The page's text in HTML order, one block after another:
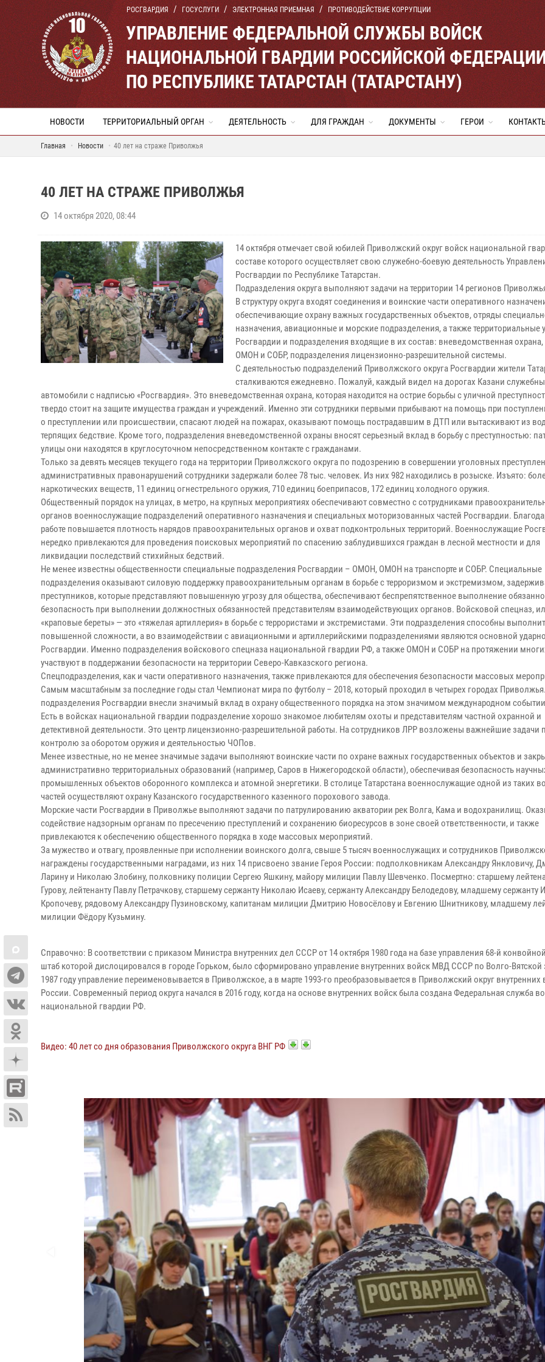
РОСГВАРДИЯ ГОСУСЛУГИ ЭЛЕКТРОННАЯ ПРИЕМНАЯ ПРОТИВОДЕЙСТВИЕ КОРРУПЦИИ
УПРАВЛЕНИЕ ФЕДЕРАЛЬНОЙ СЛУЖБЫ ВОЙСК
НАЦИОНАЛЬНОЙ ГВАРДИИ РОССИЙСКОЙ
ПО РЕСПУБЛИКЕ ТАТАРСТАН (ТАТАРСТАНУ)
НОВОСТИ ТЕРРИТОРИАЛЬНЫЙ ОРГАН ДЕЯТЕЛЬНОСТЬ ДЛЯ ГРАЖДАН ДОКУМЕНТЫ ГЕРОИ
Главная Новости 40 лет на страже Приволжья
40 ЛЕТ НА СТРАЖЕ ПРИВОЛЖЬЯ
14 октября 2020, 08:44
14 октября отмечает свой юбилей Приволжский округ войск национальной
составе которого осуществляет свою служебно-боевую деятельность
Росгвардии по Республике Татарстан.
Подразделения округа выполняют задачи на территории 14 регионов
В структуру округа входят соединения и воинские части оперативного
обеспечивающие охрану важных государственных объектов, отряды
назначения, авиационные и морские подразделения, а также территориальные
Росгвардии и подразделения входящие в их состав: вневедомственная
ОМОН и СОБР, подразделения лицензионно-разрешительной системы.
С деятельностью подразделений Приволжского округа Росгвардии жители
сталкиваются ежедневно. Пожалуй, каждый видел на дорогах Казани
автомобили с надписью «Росгвардия». Это вневедомственная охрана, которая находится на острие борьбы с уличной
твердо стоит на защите имущества граждан и учреждений. Именно эти сотрудники первыми прибывают на помощь при
о преступлении или происшествии, спасают людей на пожарах, оказывают помощь пострадавшим в ДТП или вытаскивают из
терпящих бедствие. Кроме того, подразделения вневедомственной охраны вносят серьезный вклад в борьбу с преступностью:
улицы они находятся в круглосуточном непосредственном контакте с гражданами.
Только за девять месяцев текущего года на территории Приволжского округа по подозрению в совершении уголовных
административных правонарушений сотрудники задержали более 78 тыс. человек. Из них 982 находились в розыске. Изъято:
наркотических веществ, 11 единиц огнестрельного оружия, 710 единиц боеприпасов, 172 единиц холодного оружия.
Общественный порядок на улицах, в метро, на крупных мероприятиях обеспечивают совместно с сотрудниками
органов военнослужащие подразделений оперативного назначения и специальных моторизованных частей Росгвардии.
работе повышается плотность нарядов правоохранительных органов и охват подконтрольных территорий. Военнослужащие
нередко привлекаются для проведения поисковых мероприятий по спасению заблудившихся граждан в лесной местности и для
ликвидации последствий стихийных бедствий.
Не менее известны общественности специальные подразделения Росгвардии – ОМОН, ОМОН на транспорте и СОБР. Специальные
подразделения оказывают силовую поддержку правоохранительным органам в борьбе с терроризмом и экстремизмом,
преступников, которые представляют повышенную угрозу для общества, обеспечивают беспрепятственное выполнение
безопасность при выполнении должностных обязанностей представителям взаимодействующих органов. Войсковой спецназ,
«краповые береты» — это «тяжелая артиллерия» в борьбе с террористами и экстремистами. Эти подразделения способны
повышенной сложности, а во взаимодействии с авиационными и артиллерийскими подразделениями являются основной
Росгвардии. Именно подразделения войскового спецназа национальной гвардии РФ, а также ОМОН и СОБР на протяжении
участвуют в поддержании безопасности на территории Северо-Кавказского региона.
Спецподразделения, как и части оперативного назначения, также привлекаются для обеспечения безопасности массовых
Самым масштабным за последние годы стал Чемпионат мира по футболу – 2018, который проходил в четырех городах
подразделения Росгвардии внесли значимый вклад в охрану общественного порядка на этом значимом международном
Есть в войсках национальной гвардии подразделение хорошо знакомое любителям охоты и представителям частной охранной и
детективной деятельности. Это центр лицензионно-разрешительной работы. На сотрудников ЛРР возложены важнейшие задачи
контролю за оборотом оружия и деятельностью ЧОПов.
Менее известные, но не менее значимые задачи выполняют воинские части по охране важных государственных объектов и
административно территориальных образований (например, Саров в Нижегородской области), обеспечивая безопасность
промышленных объектов оборонного комплекса и атомной энергетики. В столице Татарстана военнослужащие одной из таких
частей осуществляют охрану Казанского государственного казенного порохового завода.
Морские части Росгвардии в Приволжье выполняют задачи по патрулированию акватории рек Волга, Кама и водохранилищ.
содействие надзорным органам по пресечению преступлений и сохранению биоресурсов в зоне своей ответственности, и также
привлекаются к обеспечению общественного порядка в ходе массовых мероприятий.
За мужество и отвагу, проявленные при исполнении воинского долга, свыше 5 тысяч военнослужащих и сотрудников
награждены государственными наградами, из них 14 присвоено звание Героя России: подполковникам Александру Янкловичу,
Ларину и Николаю Злобину, полковнику полиции Сергею Яшкину, майору милиции Павлу Шевченко. Посмертно: старшему
Гурову, лейтенанту Павлу Петрачкову, старшему сержанту Николаю Исаеву, сержанту Александру Белодедову, младшему сержанту
Кропочеву, рядовому Александру Пузиновскому, капитанам милиции Дмитрию Новосёлову и Евгению Шнитникову, младшему
милиции Фёдору Кузьмину.
Справочно: В соответствии с приказом Министра внутренних дел СССР от 14 октября 1980 года на базе управления 68-й
штаб которой дислоцировался в городе Горьком, было сформировано управление внутренних войск МВД СССР по Волго-Вятской
1987 году управление переименовывается в Приволжское, а в марте 1993-го преобразовывается в Приволжский округ
России. Современный период округа начался в 2016 году, когда на основе внутренних войск была создана Федеральная служба
национальной гвардии РФ.
Видео: 40 лет со дня образования Приволжского округа ВНГ РФ